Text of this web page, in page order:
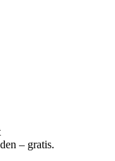
– gratis.